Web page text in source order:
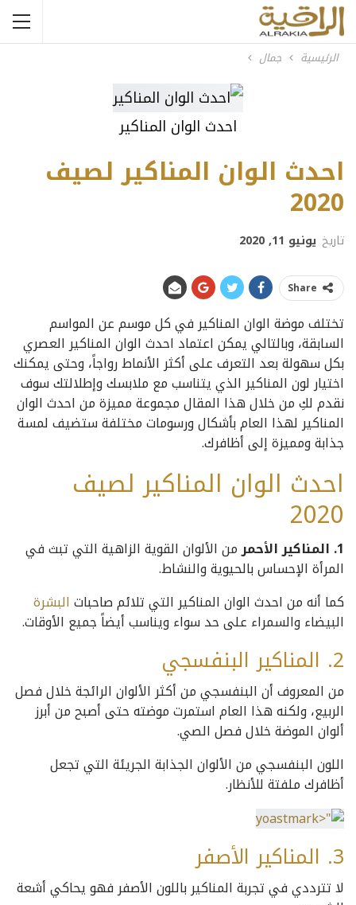
الرئيسية جمال
احدث الوان المناكير
احدث الوان المناكير لصيف
2020
تاريخ يونيو 11, 2020
Share
تختلف موضة الوان المناكير في كل موسم عن المواسم
السابقة، وبالتالي يمكن اعتماد احدث الوان المناكير العصري
بكل سهولة بعد التعرف على أكثر الأنماط رواجاً، وحتى يمكنك
اختيار لون المناكير الذي يتناسب مع ملابسك وإطلالتك سوف
نقدم لكِ من خلال هذا المقال مجموعة مميزة من احدث الوان
المناكير لهذا العام بأشكال ورسومات مختلفة ستضيف لمسة
جذابة ومميزة إلى أظافرك.
احدث الوان المناكير لصيف
2020
1. المناكير الأحمر
من الألوان القوية الزاهية التي تبث في
المرأة الإحساس بالحيوية والنشاط.
كما أنه من احدث الوان المناكير التي تلائم صاحبات البشرة
البيضاء والسمراء على حد سواء ويناسب أيضاً جميع الأوقات.
2. المناكير البنفسجي
من المعروف أن البنفسجي من أكثر الألوان الرائجة خلال فصل
الربيع، ولكنه هذا العام استمرت موضته حتى أصبح من أبرز
ألوان الموضة خلال فصل الصي.
اللون البنفسجي من الألوان الجذابة الجريئة التي تجعل
أظافرك ملفتة للأنظار.
3. المناكير الأصفر
لا تترددي في تجربة المناكير باللون الأصفر فهو يحاكي أشعة